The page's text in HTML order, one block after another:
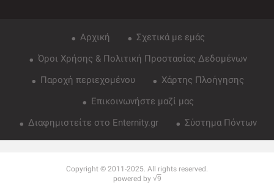
Αρχική
Σχετικά με εμάς
Όροι Χρήσης & Πολιτική Προστασίας Δεδομένων
Παροχή περιεχομένου
Χάρτης Πλοήγησης
Επικοινωνήστε μαζί μας
Διαφημιστείτε στο Enternity.gr
Σύστημα Πόντων
Copyright © 2011-2025. All rights reserved.
powered by √9